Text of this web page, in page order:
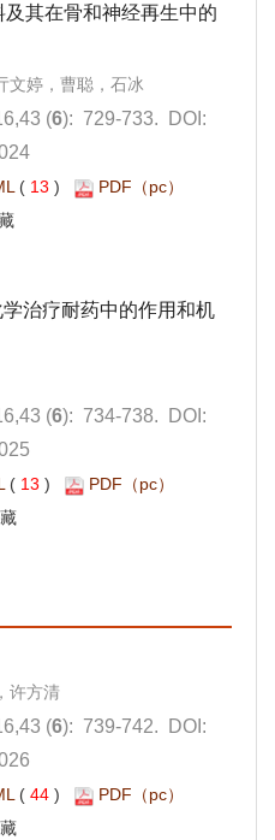
): 729-733. DOI:
13 )
): 734-738. DOI:
13 )
): 739-742. DOI:
44 )